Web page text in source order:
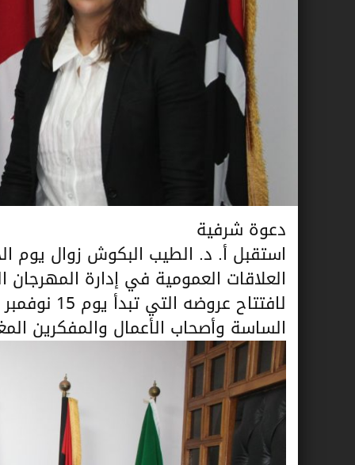
دعوة شرفية
العلاقات العمومية في إدارة
الساسة وأصحاب الأعمال والمفكرين